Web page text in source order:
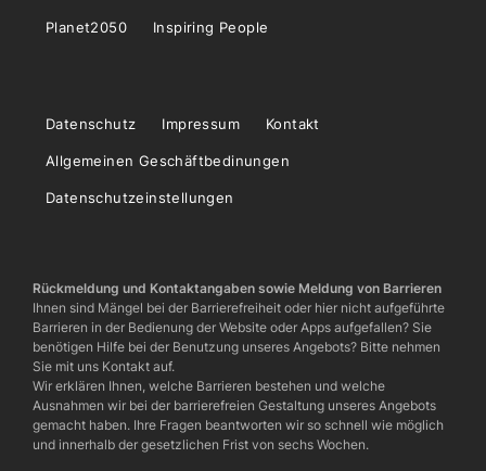
Planet2050 Inspiring People
Datenschutz Impressum Kontakt
Allgemeinen Geschäftbedinungen
Datenschutzeinstellungen
Rückmeldung und Kontaktangaben sowie Meldung von Barrieren
Ihnen sind Mängel bei der Barrierefreiheit oder hier nicht aufgeführte
Barrieren in der Bedienung der Website oder Apps aufgefallen? Sie
benötigen Hilfe bei der Benutzung unseres Angebots? Bitte nehmen
Sie mit uns Kontakt auf.
Wir erklären Ihnen, welche Barrieren bestehen und welche
Ausnahmen wir bei der barrierefreien Gestaltung unseres Angebots
gemacht haben. Ihre Fragen beantworten wir so schnell wie möglich
und innerhalb der gesetzlichen Frist von sechs Wochen.